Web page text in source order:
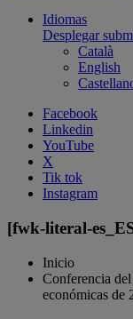
Idiomas
Desplegar
Català
English
Facebook
Linkedin
YouTube
X
Tik tok
Instagram
[fwk-literal-
Inicio
Conferencia
económicas de